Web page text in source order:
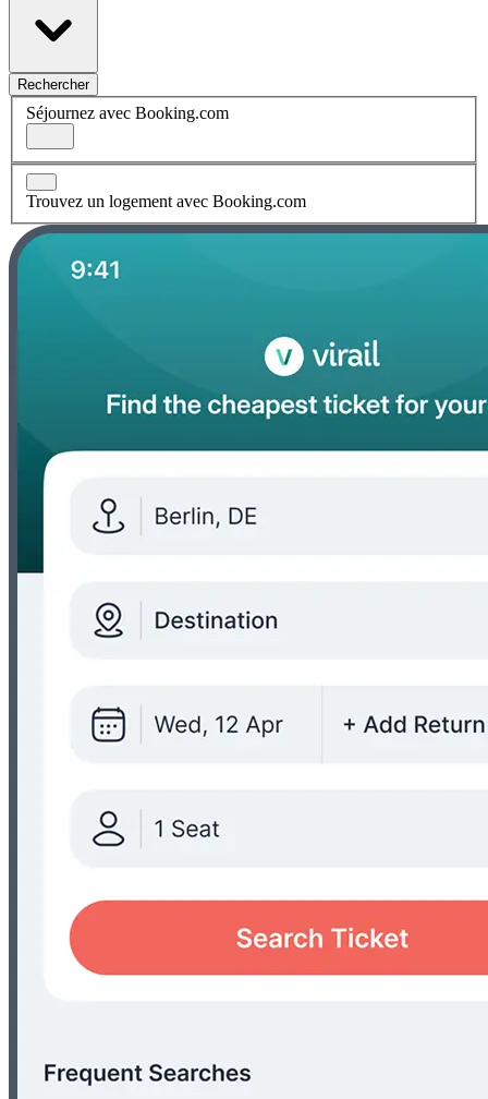
Rechercher
Séjournez avec Booking.com
Trouvez un logement avec Booking.com